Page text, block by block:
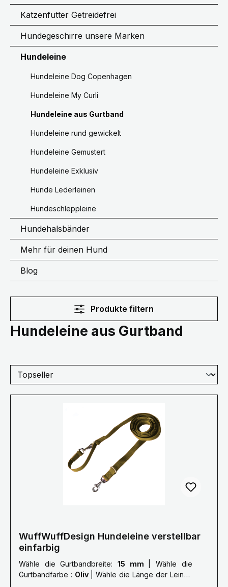
Katzenfutter Getreidefrei
Hundegeschirre unsere Marken
Hundeleine
Hundeleine Dog Copenhagen
Hundeleine My Curli
Hundeleine aus Gurtband
Hundeleine rund gewickelt
Hundeleine Gemustert
Hundeleine Exklusiv
Hunde Lederleinen
Hundeschleppleine
Hundehalsbänder
Mehr für deinen Hund
Blog
Produkte filtern
Hundeleine aus Gurtband
WuffWuffDesign Hundeleine verstellbar
einfarbig
Wähle die Gurtbandbreite: 15 mm
Gurtbandfarbe : Oliv
Wähle die Länge der Leine :